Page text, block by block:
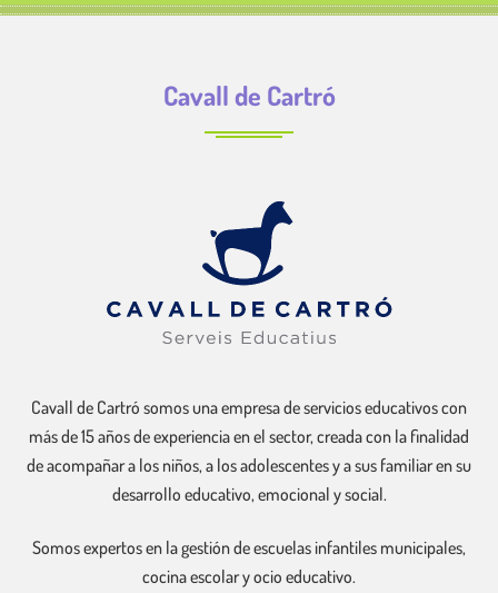
Cavall de Cartró
Cavall de Cartró somos una empresa de servicios educativos con
más de 15 años de experiencia en el sector, creada con la finalidad
de acompañar a los niños, a los adolescentes y a sus familiar en su
desarrollo educativo, emocional y social.
Somos expertos en la gestión de escuelas infantiles municipales,
cocina escolar y ocio educativo.